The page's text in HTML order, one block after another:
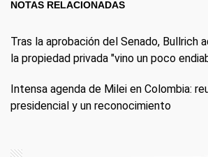
NOTAS RELACIONADAS
Tras la aprobación del Senado, Bullrich
la propiedad privada "vino un poco
Intensa agenda de Milei en Colombia:
presidencial y un reconocimiento